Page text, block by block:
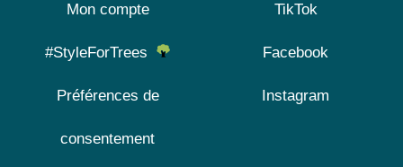
Mon compte
#StyleForTrees
Préférences de
consentement
TikTok
Facebook
Instagram